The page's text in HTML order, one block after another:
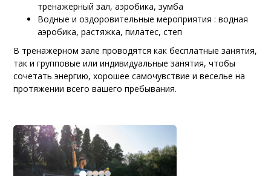
тренажерный зал, аэробика, зумба
Водные и оздоровительные мероприятия : водная
аэробика, растяжка, пилатес, степ
В тренажерном зале проводятся как бесплатные занятия,
так и групповые или индивидуальные занятия, чтобы
сочетать энергию, хорошее самочувствие и веселье на
протяжении всего вашего пребывания.